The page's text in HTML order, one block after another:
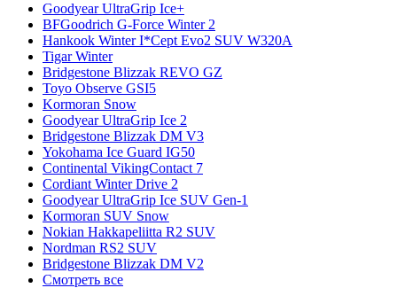
Goodyear UltraGrip Ice+
BFGoodrich G-Force Winter 2
Hankook Winter I*Cept Evo2 SUV W320A
Tigar Winter
Bridgestone Blizzak REVO GZ
Toyo Observe GSI5
Kormoran Snow
Goodyear UltraGrip Ice 2
Bridgestone Blizzak DM V3
Yokohama Ice Guard IG50
Continental VikingContact 7
Cordiant Winter Drive 2
Goodyear UltraGrip Ice SUV Gen-1
Kormoran SUV Snow
Nokian Hakkapeliitta R2 SUV
Nordman RS2 SUV
Bridgestone Blizzak DM V2
Смотреть все